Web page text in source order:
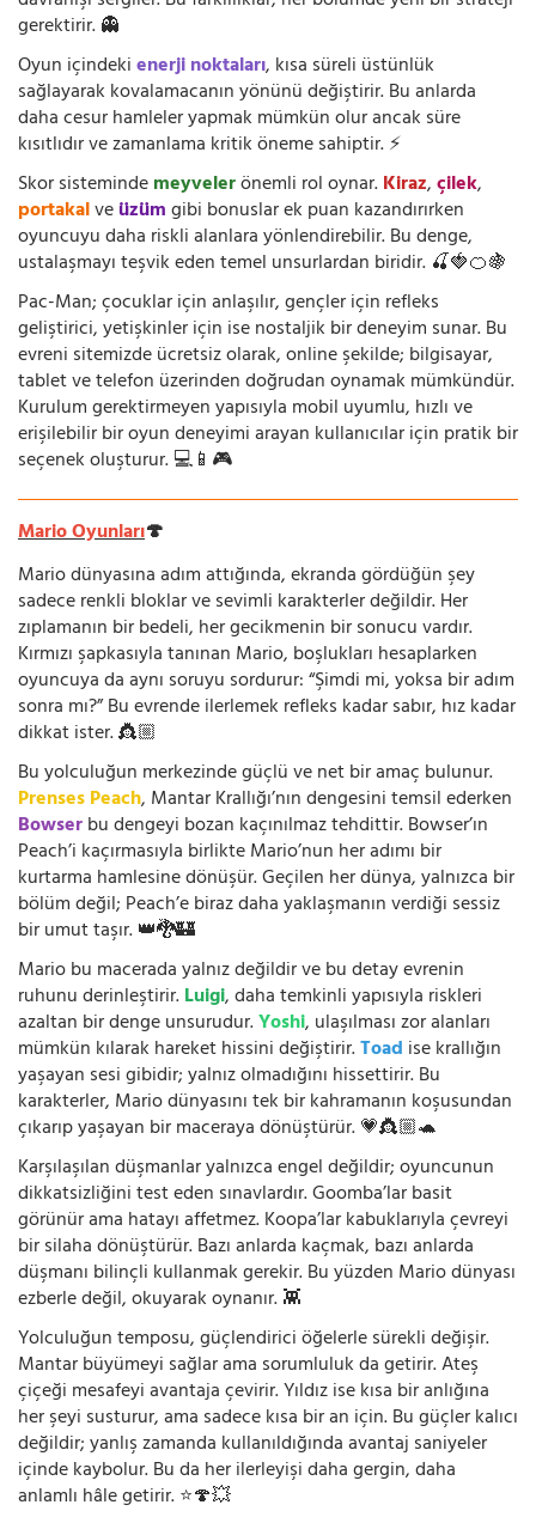
gerektirir. 👻
Oyun içindekienerji noktaları, kısa süreli üstünlük
sağlayarak kovalamacanın yönünü değiştirir. Bu anlarda
daha cesur hamleler yapmak mümkün olur ancak süre
kısıtlıdır ve zamanlama kritik öneme sahiptir. ⚡
Skor sistemindemeyvelerönemli rol oynar.Kiraz,çilek,
portakalveüzümgibi bonuslar ek puan kazandırırken
oyuncuyu daha riskli alanlara yönlendirebilir. Bu denge,
ustalaşmayı teşvik eden temel unsurlardan biridir. 🍒🍓🍊🍇
Pac-Man; çocuklar için anlaşılır, gençler için refleks
geliştirici, yetişkinler için ise nostaljik bir deneyim sunar. Bu
evreni sitemizde ücretsiz olarak, online şekilde; bilgisayar,
tablet ve telefon üzerinden doğrudan oynamak mümkündür.
Kurulum gerektirmeyen yapısıyla mobil uyumlu, hızlı ve
erişilebilir bir oyun deneyimi arayan kullanıcılar için pratik bir
seçenek oluşturur. 💻📱🎮
Mario Oyunları🍄
Mario dünyasına adım attığında, ekranda gördüğün şey
sadece renkli bloklar ve sevimli karakterler değildir. Her
zıplamanın bir bedeli, her gecikmenin bir sonucu vardır.
Kırmızı şapkasıyla tanınan Mario, boşlukları hesaplarken
oyuncuya da aynı soruyu sordurur: “Şimdi mi, yoksa bir adım
sonra mı?” Bu evrende ilerlemek refleks kadar sabır, hız kadar
dikkat ister. 👸🏼
Bu yolculuğun merkezinde güçlü ve net bir amaç bulunur.
Prenses Peach, Mantar Krallığı’nın dengesini temsil ederken
Bowserbu dengeyi bozan kaçınılmaz tehdittir. Bowser’ın
Peach’i kaçırmasıyla birlikte Mario’nun her adımı bir
kurtarma hamlesine dönüşür. Geçilen her dünya, yalnızca bir
bölüm değil; Peach’e biraz daha yaklaşmanın verdiği sessiz
bir umut taşır. 👑🐉🏰
Mario bu macerada yalnız değildir ve bu detay evrenin
ruhunu derinleştirir.Luigi, daha temkinli yapısıyla riskleri
azaltan bir denge unsurudur.Yoshi, ulaşılması zor alanları
mümkün kılarak hareket hissini değiştirir.Toad ise krallığın
yaşayan sesi gibidir; yalnız olmadığını hissettirir. Bu
karakterler, Mario dünyasını tek bir kahramanın koşusundan
çıkarıp yaşayan bir maceraya dönüştürür. 💗👸🏼🐢
Karşılaşılan düşmanlar yalnızca engel değildir; oyuncunun
dikkatsizliğini test eden sınavlardır. Goomba’lar basit
görünür ama hatayı affetmez. Koopa’lar kabuklarıyla çevreyi
bir silaha dönüştürür. Bazı anlarda kaçmak, bazı anlarda
düşmanı bilinçli kullanmak gerekir. Bu yüzden Mario dünyası
ezberle değil, okuyarak oynanır. 👾
Yolculuğun temposu, güçlendirici öğelerle sürekli değişir.
Mantar büyümeyi sağlar ama sorumluluk da getirir. Ateş
çiçeği mesafeyi avantaja çevirir. Yıldız ise kısa bir anlığına
her şeyi susturur, ama sadece kısa bir an için. Bu güçler kalıcı
değildir; yanlış zamanda kullanıldığında avantaj saniyeler
içinde kaybolur. Bu da her ilerleyişi daha gergin, daha
anlamlı hâle getirir. ⭐🍄💥